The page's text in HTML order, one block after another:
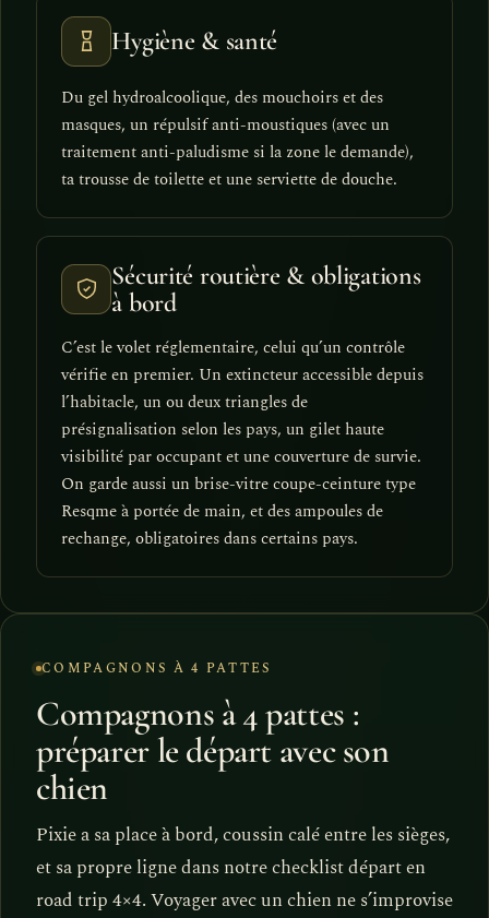
Hygiène & santé
Du gel hydroalcoolique, des mouchoirs et des
masques, un répulsif anti-moustiques (avec un
traitement anti-paludisme si la zone le demande),
ta trousse de toilette et une serviette de douche.
Sécurité routière & obligations
à bord
C’est le volet réglementaire, celui qu’un contrôle
vérifie en premier. Un extincteur accessible depuis
l’habitacle, un ou deux triangles de
présignalisation selon les pays, un gilet haute
visibilité par occupant et une couverture de survie.
On garde aussi un brise-vitre coupe-ceinture type
Resqme à portée de main, et des ampoules de
rechange, obligatoires dans certains pays.
COMPAGNONS À 4 PATTES
Compagnons à 4 pattes :
préparer le départ avec son
chien
Pixie a sa place à bord, coussin calé entre les sièges,
et sa propre ligne dans notre checklist départ en
road trip 4×4. Voyager avec un chien ne s’improvise